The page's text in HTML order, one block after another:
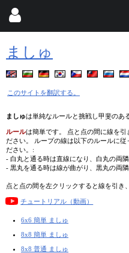
ましゅ
このサイトを翻訳する。
ましゅは単純なルールと挑戦し甲斐のあ
ルールは簡単です。 点と点の間に線を引
ださい。 ループの線は以下のルールに
ださい。:
- 白丸と通る時は直線になり、白丸の両
- 黒丸を通る時は線が曲がり、黒丸の両
点と点の間を左クリックすると線を引き
チュートリアル（動画）
6x6 簡単 ましゅ
8x8 簡単 ましゅ
8x8 普通 ましゅ